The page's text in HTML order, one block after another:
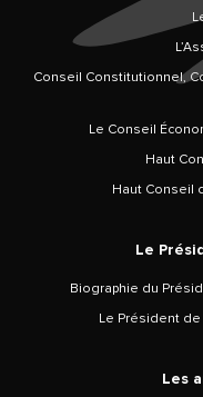
Conseil Constitutionnel,
Le Conseil
Haut
Haut Conseil
Le
Biographie du
Le Président
Les